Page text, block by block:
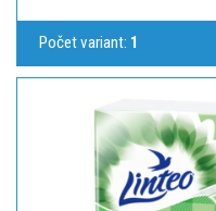
Počet variant: 1